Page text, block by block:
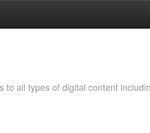
all types of digital content